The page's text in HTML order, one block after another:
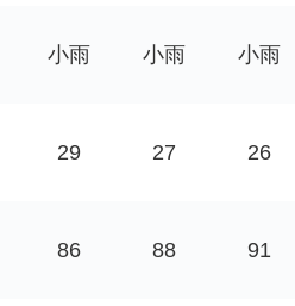
小雨 小雨 小雨
29 27 26
86 88 91